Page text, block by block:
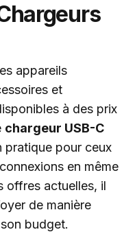
appareils
et
à des prix
chargeur USB-C
pratique pour ceux
en même
offres actuelles, il
de manière
budget.